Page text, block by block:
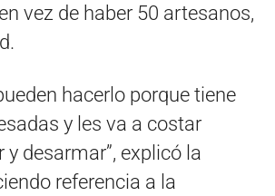
vez de haber 50 artesanos,
hacerlo porque tiene
y les va a costar
desarmar”, explicó la
referencia a la